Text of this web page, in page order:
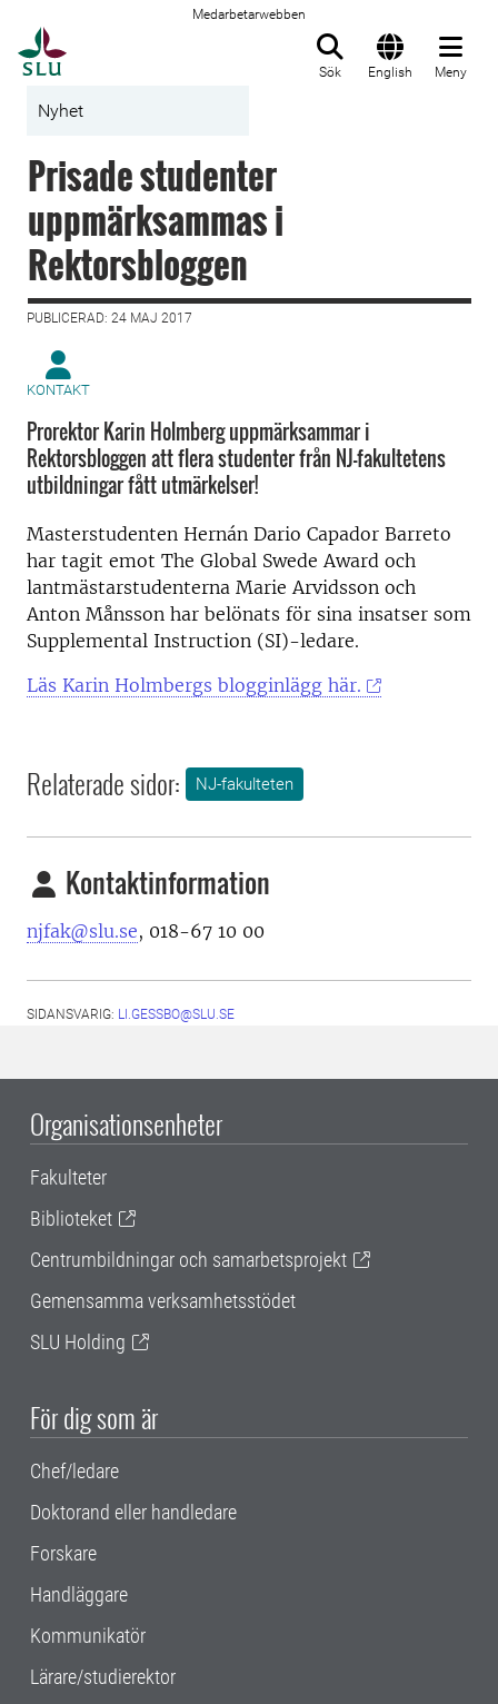
Medarbetarwebben
Sök English Meny
Nyhet
Prisade studenter
uppmärksammas i
Rektorsbloggen
PUBLICERAD: 24 MAJ 2017
KONTAKT
Prorektor Karin Holmberg uppmärksammar i
Rektorsbloggen att flera studenter från NJ-fakultetens
utbildningar fått utmärkelser!
Masterstudenten Hernán Dario Capador Barreto
har tagit emot The Global Swede Award och
lantmästarstudenterna Marie Arvidsson och
Anton Månsson har belönats för sina insatser som
Supplemental Instruction (SI)-ledare.
Läs Karin Holmbergs blogginlägg här.
Relaterade sidor: NJ-fakulteten
Kontaktinformation
njfak@slu.se, 018-67 10 00
SIDANSVARIG: LI.GESSBO@SLU.SE
Organisationsenheter
Fakulteter
Biblioteket
Centrumbildningar och samarbetsprojekt
Gemensamma verksamhetsstödet
SLU Holding
För dig som är
Chef/ledare
Doktorand eller handledare
Forskare
Handläggare
Kommunikatör
Lärare/studierektor